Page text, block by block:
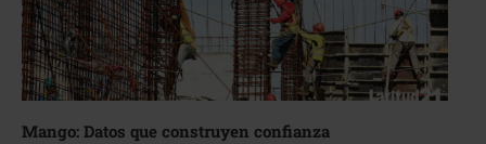
Mango: Datos que construyen confianza